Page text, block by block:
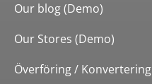
Our blog (Demo)
Our Stores (Demo)
Överföring / Konvertering